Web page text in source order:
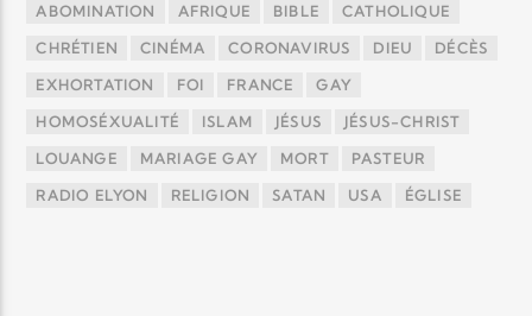
ABOMINATION AFRIQUE BIBLE CATHOLIQUE
CHRÉTIEN CINÉMA CORONAVIRUS DIEU DÉCÈS
EXHORTATION FOI FRANCE GAY
HOMOSÉXUALITÉ ISLAM JÉSUS JÉSUS-CHRIST
LOUANGE MARIAGE GAY MORT PASTEUR
RADIO ELYON RELIGION SATAN USA ÉGLISE